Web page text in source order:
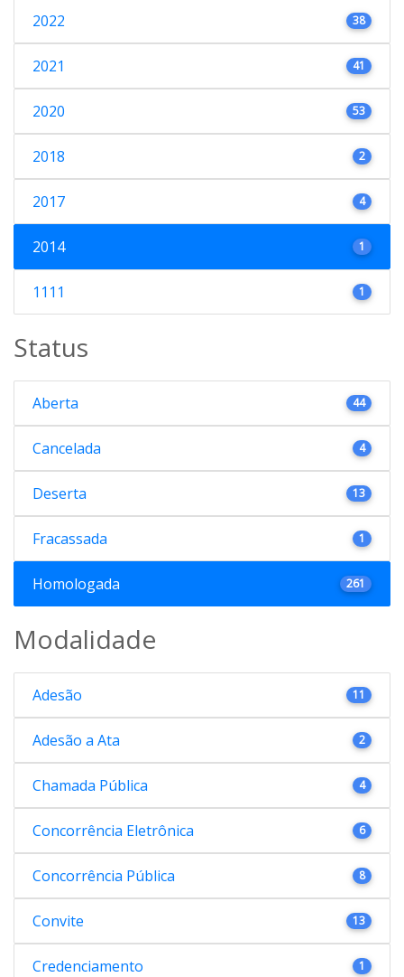
2022 38
2021 41
2020 53
2018 2
2017 4
2014 1
1111 1
Status
Aberta 44
Cancelada 4
Deserta 13
Fracassada 1
Homologada 261
Modalidade
Adesão 11
Adesão a Ata 2
Chamada Pública 4
Concorrência Eletrônica 6
Concorrência Pública 8
Convite 13
Credenciamento 1